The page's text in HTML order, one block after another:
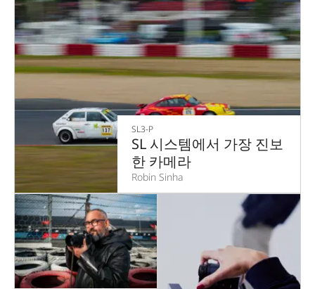
SL3-P
SL 시스템에서 가장 진보
한 카메라
Robin Sinha